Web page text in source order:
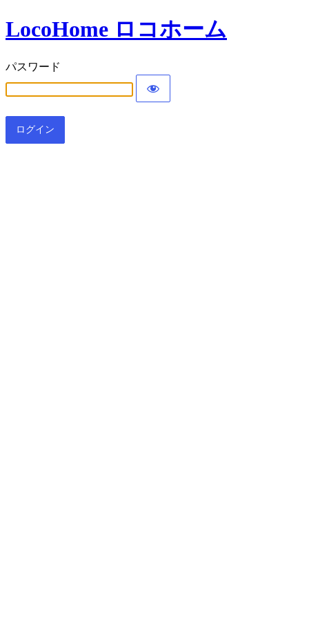
LocoHome ロコホーム
パスワード